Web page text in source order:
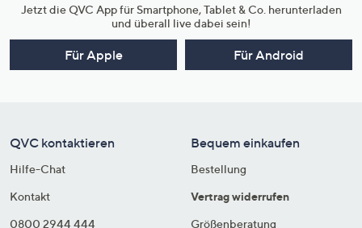
Jetzt die QVC App für Smartphone, Tablet & Co. herunterladen
und überall live dabei sein!
Für Apple Für Android
QVC kontaktieren
Hilfe-Chat
Kontakt
0800 2944 444
Bequem einkaufen
Bestellung
Vertrag widerrufen
Größenberatung